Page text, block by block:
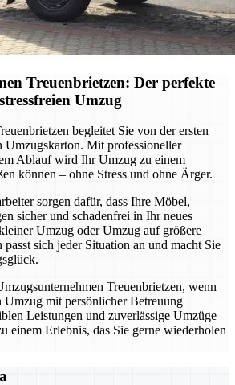
Treuenbrietzen: Der perfekte
Umzug
begleitet Sie von der ersten
Umzugskarton. Mit professioneller
Ablauf wird Ihr Umzug zu einem
können – ohne Stress und ohne Ärger.
sorgen dafür, dass Ihre Möbel,
sicher und schadenfrei in Ihr neues
Umzug oder Umzug auf größere
sich jeder Situation an und macht Sie
Treuenbrietzen, wenn
Umzug mit persönlicher Betreuung
Leistungen und zuverlässige Umzüge
einem Erlebnis, das Sie gerne wiederholen